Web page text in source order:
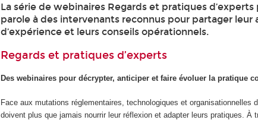
La série de webinaires Regards et pratiques
parole à des intervenants reconnus pour partager leur
d’expérience et leurs conseils opérationnels.
Regards et pratiques d’experts
Des webinaires pour décrypter, anticiper et faire évoluer la pratique
Face aux mutations réglementaires, technologiques et organisationnelles
doivent plus que jamais nourrir leur réflexion et adapter leurs pratiques.